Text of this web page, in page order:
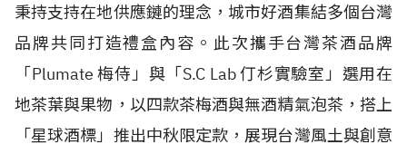
秉持支持在地供應鏈的理念，城市好酒集結多個台灣
品牌共同打造禮盒內容。此次攜手台灣茶酒品牌
「Plumate 梅侍」與「S.C Lab 仃杉實驗室」選用在
地茶葉與果物，以四款茶梅酒與無酒精氣泡茶，搭上
「星球酒標」推出中秋限定款，展現台灣風土與創意